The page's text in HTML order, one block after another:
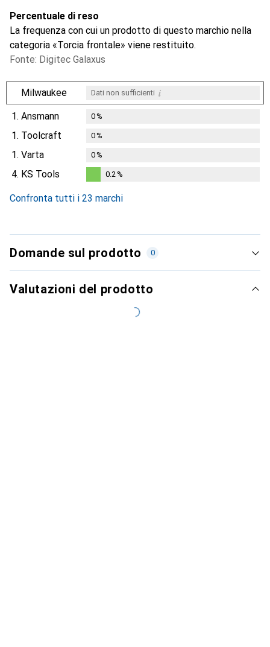
Percentuale di reso
La frequenza con cui un prodotto di questo marchio nella
categoria «Torcia frontale» viene restituito.
Fonte: Digitec Galaxus
Milwaukee Dati non sufficienti i
1. Ansmann 0%
1. Toolcraft 0%
1. Varta 0%
4. KS Tools 0.2%
Confronta tutti i 23 marchi
Domande sul prodotto 0
Valutazioni del prodotto